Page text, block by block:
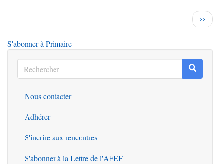
Page
››
S'abonner à Primaire
Rechercher
Rechercher
Outils
Nous contacter
Adhérer
S'incrire aux rencontres
S'abonner à la Lettre de l'AFEF